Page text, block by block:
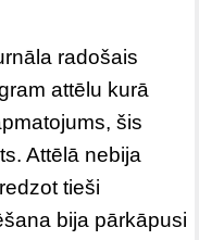
radošais
attēlu kurā
šis
Attēlā nebija
tieši
bija pārkāpusi